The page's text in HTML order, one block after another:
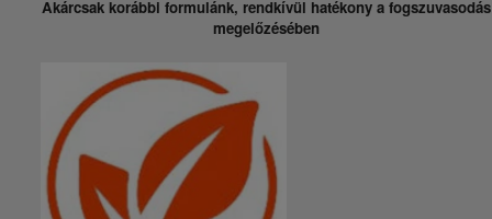
Akárcsak korábbi formulánk, rendkívül hatékony a fogszuvasodás
megelőzésében